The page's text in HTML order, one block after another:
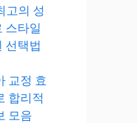
고의 성
스타일
선택법
교정 효
합리적
모음